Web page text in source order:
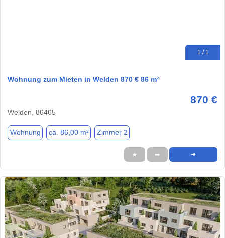
1 / 1
Wohnung zum Mieten in Welden 870 € 86 m²
870 €
Welden, 86465
Wohnung ca. 86,00 m² Zimmer 2
★ ➦ ➜